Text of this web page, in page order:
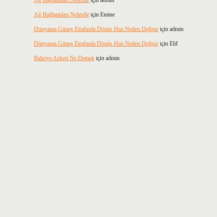
Ağ Bağlantıları Nelerdiriçin Emine
Dünyanın Güneş Etrafında Dönüş Hızı Neden Değişiriçin admin
Dünyanın Güneş Etrafında Dönüş Hızı Neden Değişiriçin Elif
Bahriye Askeri Ne Demekiçin admin